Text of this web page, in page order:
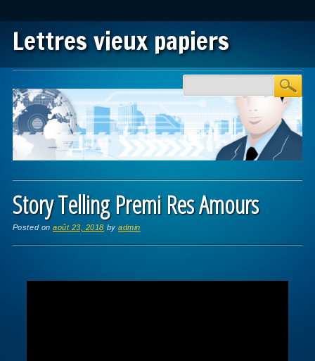
Lettres vieux papiers
Main menu
Story Telling Premi Res Amours
Posted onaoût 23, 2018 byadmin